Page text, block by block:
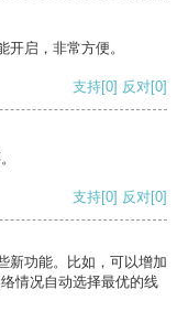
启，非常方便。
支持[0] 反对[0]
支持[0] 反对[0]
新功能。比如，可以增加
情况自动选择最优的线